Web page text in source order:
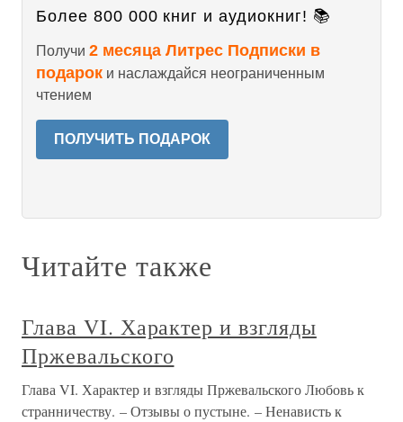
Более 800 000 книг и аудиокниг! 📚
Получи 2 месяца Литрес Подписки в
подарок и наслаждайся неограниченным
чтением
ПОЛУЧИТЬ ПОДАРОК
Читайте также
Глава VI. Характер и взгляды
Пржевальского
Глава VI. Характер и взгляды Пржевальского Любовь к
странничеству. – Отзывы о пустыне. – Ненависть к